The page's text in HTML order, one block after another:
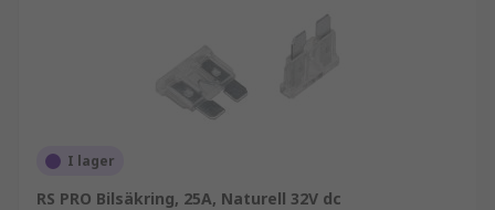
I lager
RS PRO Bilsäkring, 25A, Naturell 32V dc